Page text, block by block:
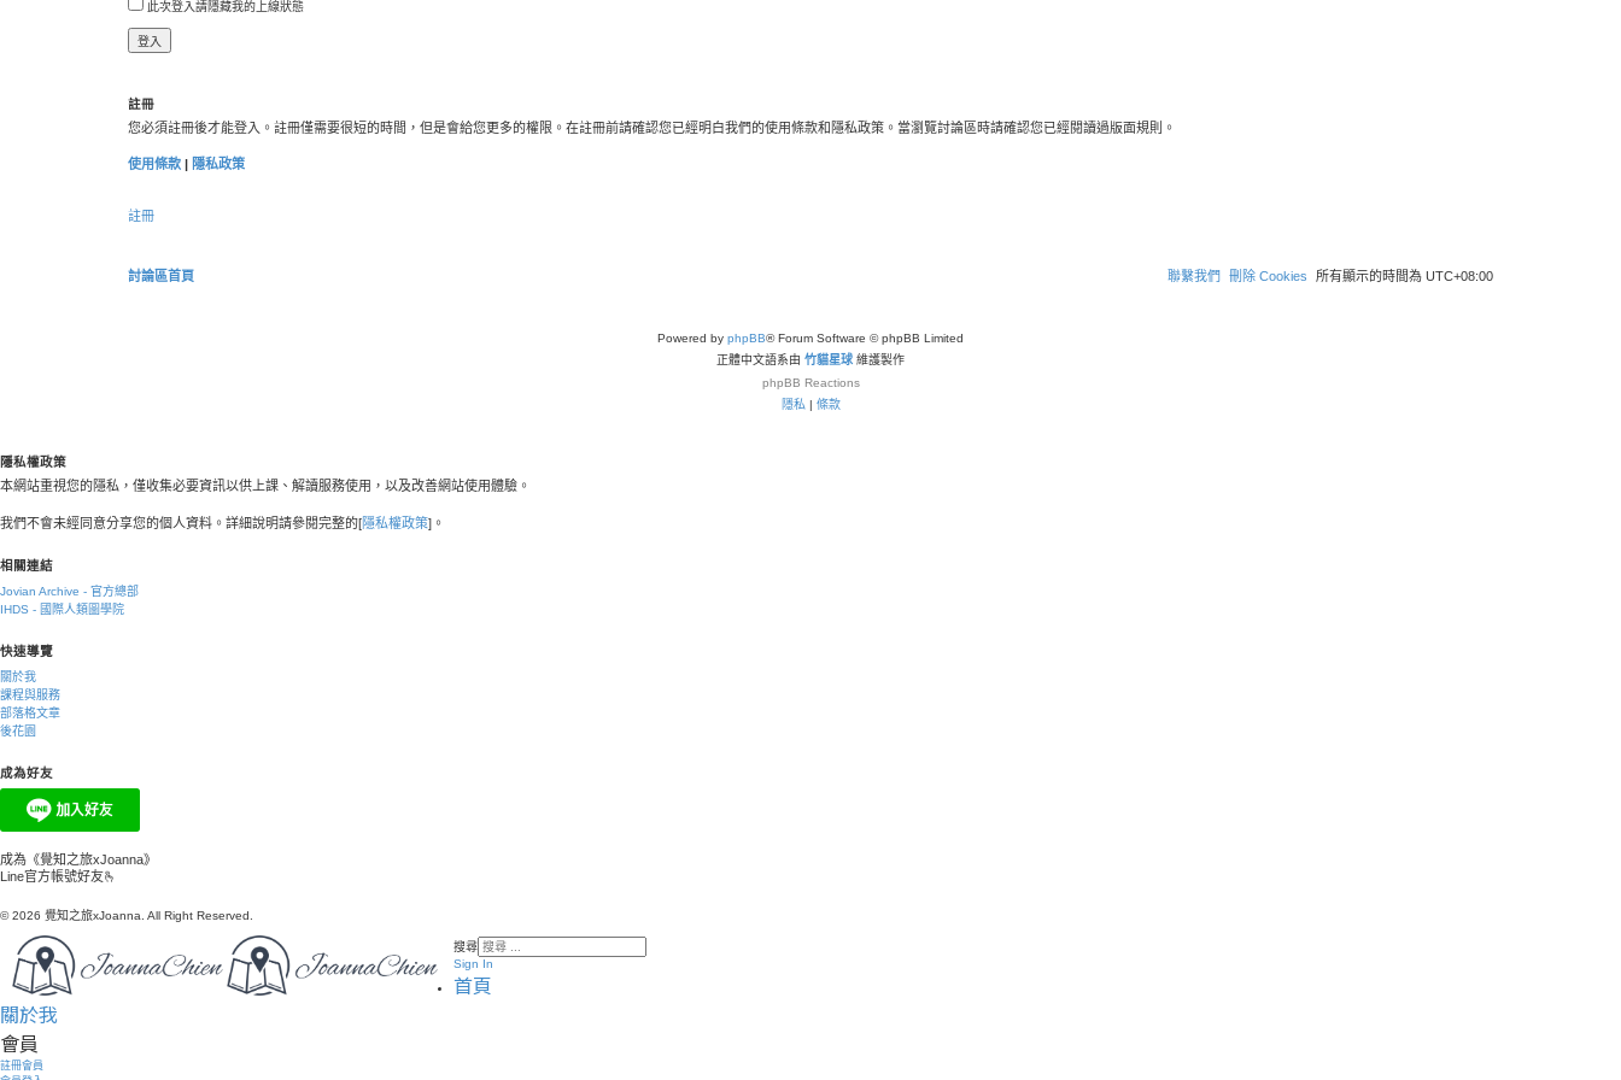
此次登入請隱藏我的上線狀態
註冊
您必須註冊後才能登入。註冊僅需要很短的時間，但是會給您更多的權限。在註冊前請確認您已經明白我們的使用條款和隱私政策。當瀏覽討論區時請確認您已經閱讀過版面規則。
使用條款 | 隱私政策
註冊
討論區首頁 所有顯示的時間為 UTC+08:00
刪除 Cookies
聯繫我們
Powered by phpBB® Forum Software © phpBB Limited
正體中文語系由 竹貓星球 維護製作
phpBB Reactions
隱私 | 條款
隱私權政策
本網站重視您的隱私，僅收集必要資訊以供上課、解讀服務使用，以及改善網站使用體驗。
我們不會未經同意分享您的個人資料。詳細說明請參閱完整的[隱私權政策]。
相關連結
Jovian Archive - 官方總部
IHDS - 國際人類圖學院
快速導覽
關於我
課程與服務
部落格文章
後花園
成為好友
成為《覺知之旅xJoanna》
Line官方帳號好友🫰
© 2026 覺知之旅xJoanna. All Right Reserved.
搜尋
Sign In
首頁
關於我
會員
註冊會員